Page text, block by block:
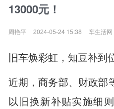
13000元！
周艳平 2024-05-24 15:38 车生活网
旧车焕彩虹，知豆补到
近期，商务部、财政部
以旧换新补贴实施细